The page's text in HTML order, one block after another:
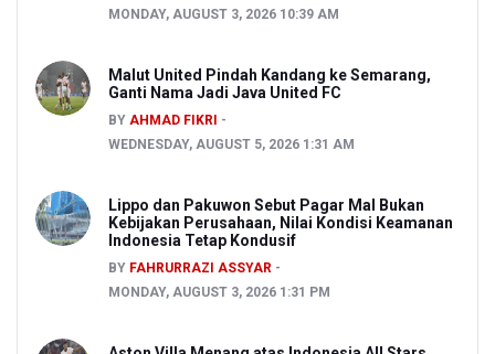
MONDAY, AUGUST 3, 2026 10:39 AM
Malut United Pindah Kandang ke Semarang,
Ganti Nama Jadi Java United FC
BY AHMAD FIKRI
WEDNESDAY, AUGUST 5, 2026 1:31 AM
Lippo dan Pakuwon Sebut Pagar Mal Bukan
Kebijakan Perusahaan, Nilai Kondisi Keamanan
Indonesia Tetap Kondusif
BY FAHRURRAZI ASSYAR
MONDAY, AUGUST 3, 2026 1:31 PM